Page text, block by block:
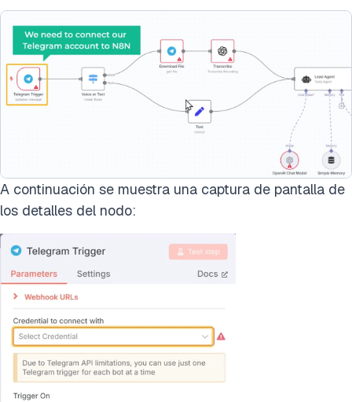
A continuación se muestra una captura de pantalla de
los detalles del nodo: